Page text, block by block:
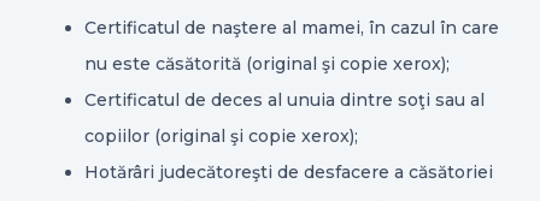
Certificatul de naştere al mamei, în cazul în care
nu este căsătorită (original şi copie xerox);
Certificatul de deces al unuia dintre soţi sau al
copiilor (original şi copie xerox);
Hotărâri judecătoreşti de desfacere a căsătoriei